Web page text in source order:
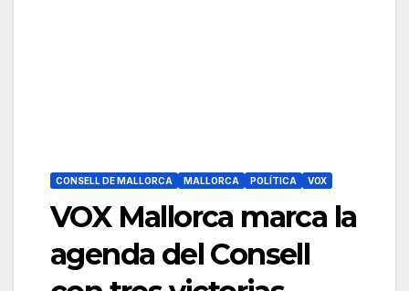
CONSELL DE MALLORCA MALLORCA POLÍTICA VOX
VOX Mallorca marca la
agenda del Consell